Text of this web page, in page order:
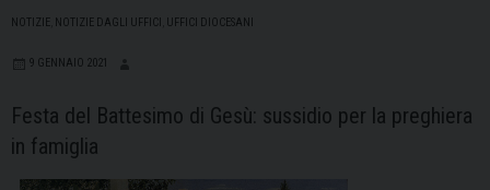
NOTIZIE NOTIZIE DAGLI UFFICI UFFICI DIOCESANI
9 GENNAIO 2021
Festa del Battesimo di Gesù: sussidio per la preghiera
in famiglia